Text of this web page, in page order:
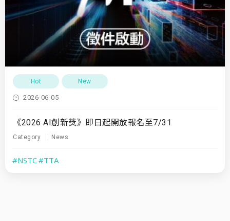
Hot New
2026-06-05
《2026 AI創新獎》即日起開放報名至7/31
Category News
#NSTC#TTA